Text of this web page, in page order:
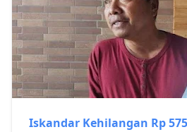
Iskandar Kehilangan Rp